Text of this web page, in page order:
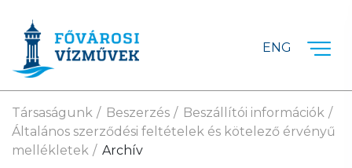
ENG
Társaságunk Beszerzés
Beszállítói információk
Általános szerződési feltételek és kötelező érvényű
mellékletek
Archív